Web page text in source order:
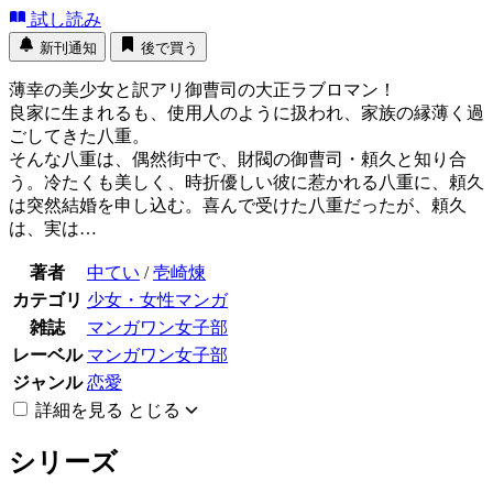
試し読み
新刊通知 後で買う
薄幸の美少女と訳アリ御曹司の大正ラブロマン！
良家に生まれるも、使用人のように扱われ、家族の縁薄く過
ごしてきた八重。
そんな八重は、偶然街中で、財閥の御曹司・頼久と知り合
う。冷たくも美しく、時折優しい彼に惹かれる八重に、頼久
は突然結婚を申し込む。喜んで受けた八重だったが、頼久
は、実は…
著者 中てい /壱崎煉
カテゴリ 少女・女性マンガ
雑誌
マンガワン女子部
レーベル マンガワン女子部
ジャンル 恋愛
詳細を見る とじる
シリーズ